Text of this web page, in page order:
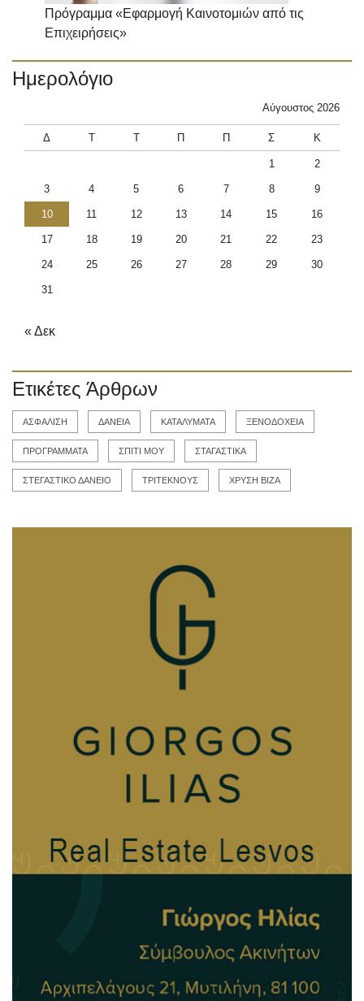
Πρόγραμμα «Εφαρμογή Καινοτομιών από τις
Επιχειρήσεις»
Ημερολόγιο
Αύγουστος 2026
Δ Τ Τ Π Π Σ Κ
1 2
3 4 5 6 7 8 9
10 11 12 13 14 15 16
17 18 19 20 21 22 23
24 25 26 27 28 29 30
31
« Δεκ
Ετικέτες Άρθρων
ΑΣΦΑΛΙΣΗ ΔΑΝΕΙΑ ΚΑΤΑΛΥΜΑΤΑ ΞΕΝΟΔΟΧΕΙΑ
ΠΡΟΓΡΑΜΜΑΤΑ ΣΠΙΤΙ ΜΟΥ ΣΤΑΓΑΣΤΙΚΑ
ΣΤΕΓΑΣΤΙΚΟ ΔΑΝΕΙΟ ΤΡΙΤΕΚΝΟΥΣ ΧΡΥΣΗ ΒΙΖΑ